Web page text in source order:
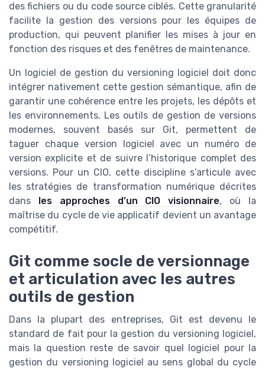
des fichiers ou du code source ciblés. Cette granularité
facilite la gestion des versions pour les équipes de
production, qui peuvent planifier les mises à jour en
fonction des risques et des fenêtres de maintenance.
Un logiciel de gestion du versioning logiciel doit donc
intégrer nativement cette gestion sémantique, afin de
garantir une cohérence entre les projets, les dépôts et
les environnements. Les outils de gestion de versions
modernes, souvent basés sur Git, permettent de
taguer chaque version logiciel avec un numéro de
version explicite et de suivre l’historique complet des
versions. Pour un CIO, cette discipline s’articule avec
les stratégies de transformation numérique décrites
dans
les approches d’un CIO visionnaire, où la
maîtrise du cycle de vie applicatif devient un avantage
compétitif.
Git comme socle de versionnage
et articulation avec les autres
outils de gestion
Dans la plupart des entreprises, Git est devenu le
standard de fait pour la gestion du versioning logiciel,
mais la question reste de savoir quel logiciel pour la
gestion du versioning logiciel au sens global du cycle